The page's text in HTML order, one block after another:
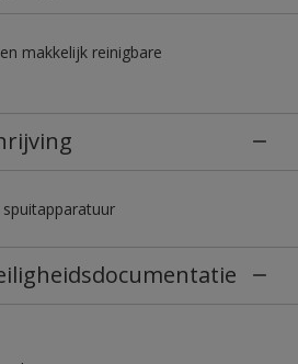
makkelijk reinigbare